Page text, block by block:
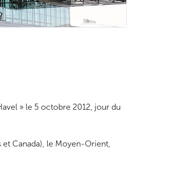
» le 5 octobre 2012, jour du
Canada), le Moyen-Orient,